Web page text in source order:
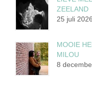
ZEELAND
25 juli 2026
MOOIE
MILOU
8